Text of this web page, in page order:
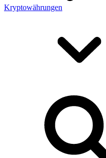
Kryptowährungen